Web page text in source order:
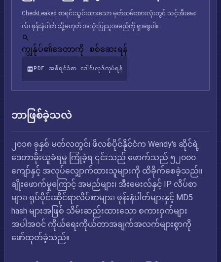
CheckLeaked စာရင်းသွင်းထားသော မှတ်တမ်းအားလုံးတွင် သင့်အီးမေး
လ်၊ ဖုန်းနံပါတ် သို့မဟုတ် အသုံးပြုသူအမည်ကို ရှာဖွေပါ။
ကျွန်ုပ်၏ဒေတာကို စစ်ဆေးရန်
PDF အစီရင်ခံစာ ဒေါင်းလုဒ်လုပ်ရန်
ဘာဖြစ်ခဲ့သလဲ
၂၀၁၈ ခုနှစ် မတ်လတွင်၊ ဖိလစ်ပိုင်နိုင်ငံက Wendy's ဆိုင်ရဲ့
ဒေတာခိုးယူခံရမှု ကြုံခဲ့ရ ၎င်းသည် ဖောက်သည် ၅၂၀၀၀
ကျော်နှင့် အလုပ်လျှောက်ထားသူများကို ထိခိုက်စေခဲ့သည်။
ချိုးဖောက်မှုကြောင့် အမည်များ၊ အီးမေးလ်နှင့် IP လိပ်စာ
များ၊ ရုပ်ပိုင်းဆိုင်ရာလိပ်စာများ၊ ဖုန်းနံပါတ်များနှင့် MD5
hash များအဖြစ် သိမ်းဆည်းထားသော စကားဝှက်များ
အပါအဝင် ကိုယ်ရေးကိုယ်တာအချက်အလက်များစွာကို
ဖော်ထုတ်ခဲ့သည်။